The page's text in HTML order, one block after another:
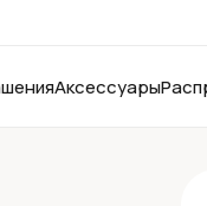
Аксессуары